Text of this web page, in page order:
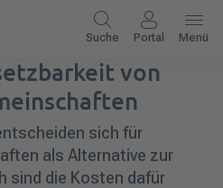
Suche Portal Menü
von
sich für
als Alternative zur
sind die Kosten dafür